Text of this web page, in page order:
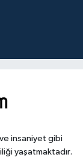
insaniyet gibi
yaşatmaktadır.